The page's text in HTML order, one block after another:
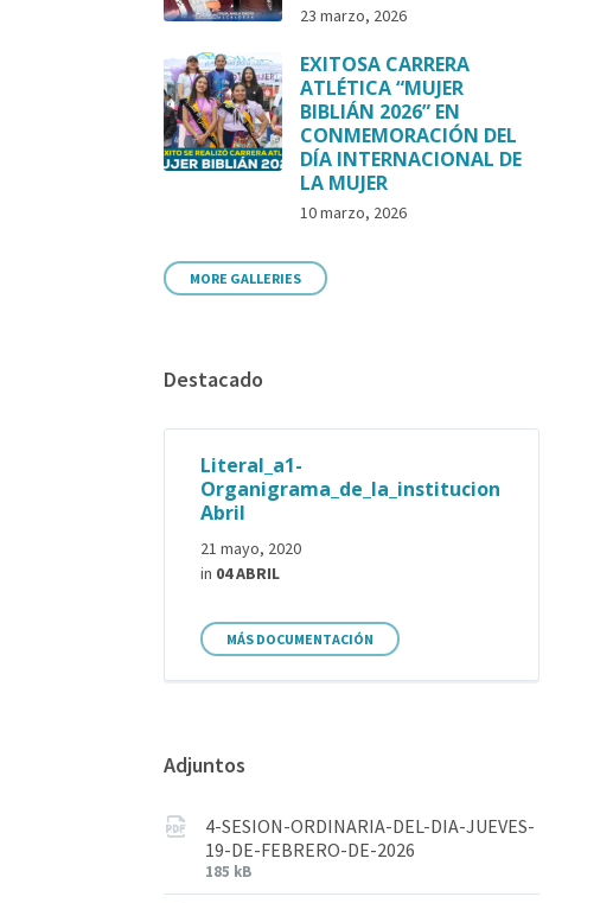
23 marzo, 2026
EXITOSA CARRERA
ATLÉTICA “MUJER
BIBLIÁN 2026” EN
CONMEMORACIÓN DEL
DÍA INTERNACIONAL DE
LA MUJER
10 marzo, 2026
MORE GALLERIES
Destacado
Literal_a1-
Organigrama_de_la_institucion
Abril
21 mayo, 2020
in 04 ABRIL
MÁS DOCUMENTACIÓN
Adjuntos
4-SESION-ORDINARIA-DEL-DIA-JUEVES-
19-DE-FEBRERO-DE-2026
185 kB